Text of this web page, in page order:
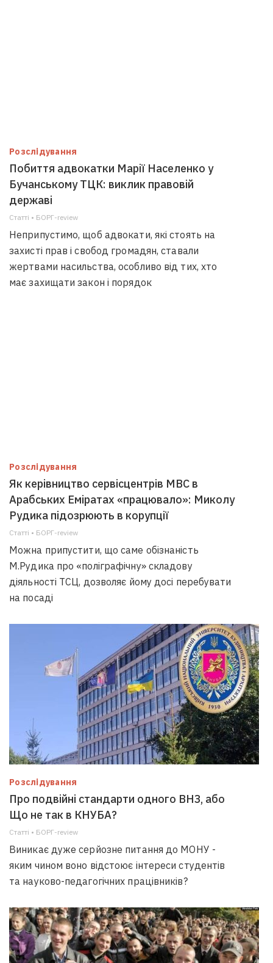
Розслідування
Побиття адвокатки Марії Населенко у
Бучанському ТЦК: виклик правовій
державі
Статті • БОРГ-review
Неприпустимо, щоб адвокати, які стоять на
захисті прав і свобод громадян, ставали
жертвами насильства, особливо від тих, хто
має захищати закон і порядок
Розслідування
Як керівництво сервісцентрів МВС в
Арабських Еміратах «працювало»: Миколу
Рудика підозрюють в корупції
Статті • БОРГ-review
Можна припустити, що саме обізнаність
М.Рудика про «поліграфічну» складову
діяльності ТСЦ, дозволяє йому досі перебувати
на посаді
Розслідування
Про подвійні стандарти одного ВНЗ, або
Що не так в КНУБА?
Статті • БОРГ-review
Виникає дуже серйозне питання до МОНУ -
яким чином воно відстоює інтереси студентів
та науково-педагогічних працівників?